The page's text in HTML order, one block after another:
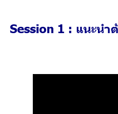
Session 1 : แนะนำ